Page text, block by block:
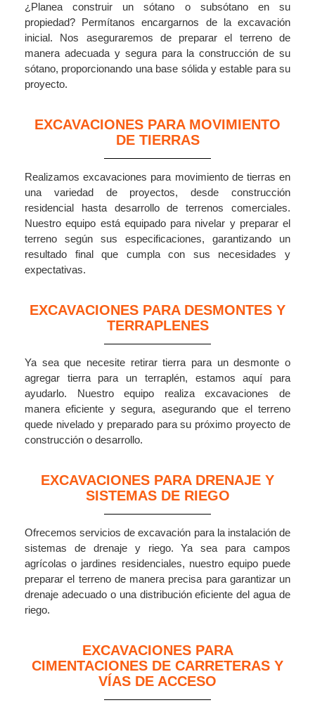
¿Planea construir un sótano o subsótano en su
propiedad? Permítanos encargarnos de la excavación
inicial. Nos aseguraremos de preparar el terreno de
manera adecuada y segura para la construcción de su
sótano, proporcionando una base sólida y estable para su
proyecto.
EXCAVACIONES PARA MOVIMIENTO
DE TIERRAS
Realizamos excavaciones para movimiento de tierras en
una variedad de proyectos, desde construcción
residencial hasta desarrollo de terrenos comerciales.
Nuestro equipo está equipado para nivelar y preparar el
terreno según sus especificaciones, garantizando un
resultado final que cumpla con sus necesidades y
expectativas.
EXCAVACIONES PARA DESMONTES Y
TERRAPLENES
Ya sea que necesite retirar tierra para un desmonte o
agregar tierra para un terraplén, estamos aquí para
ayudarlo. Nuestro equipo realiza excavaciones de
manera eficiente y segura, asegurando que el terreno
quede nivelado y preparado para su próximo proyecto de
construcción o desarrollo.
EXCAVACIONES PARA DRENAJE Y
SISTEMAS DE RIEGO
Ofrecemos servicios de excavación para la instalación de
sistemas de drenaje y riego. Ya sea para campos
agrícolas o jardines residenciales, nuestro equipo puede
preparar el terreno de manera precisa para garantizar un
drenaje adecuado o una distribución eficiente del agua de
riego.
EXCAVACIONES PARA
CIMENTACIONES DE CARRETERAS Y
VÍAS DE ACCESO